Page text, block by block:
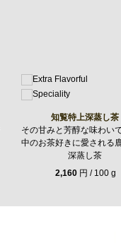
知覧特上深蒸し茶
その甘みと芳醇な味わい
中のお茶好きに愛される
深蒸し茶
2,160 円 / 100 g